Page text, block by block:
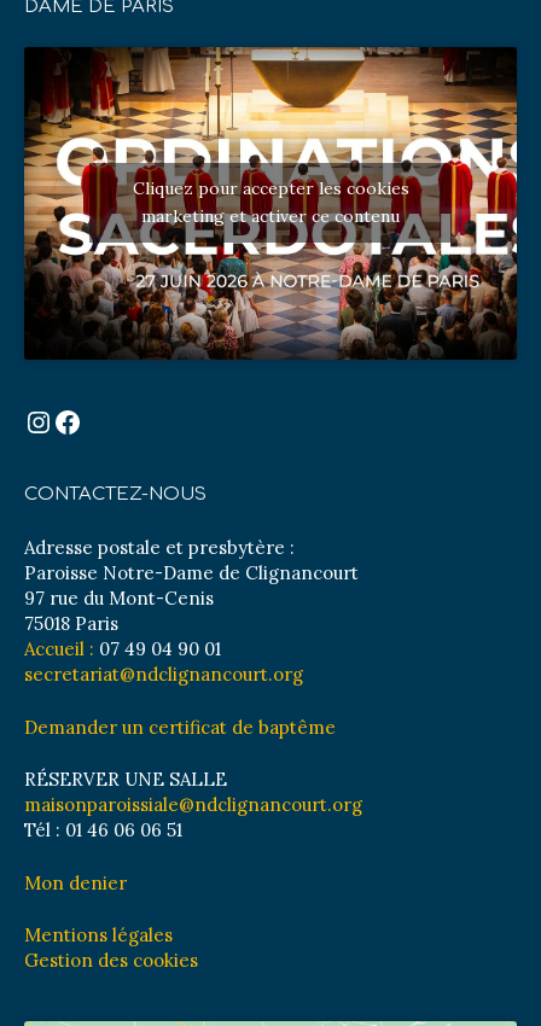
DAME DE PARIS
Cliquez pour accepter les cookies
marketing et activer ce contenu
Instagram
Facebook
CONTACTEZ-NOUS
Adresse postale et presbytère :
Paroisse Notre-Dame de Clignancourt
97 rue du Mont-Cenis
75018 Paris
Accueil : 07 49 04 90 01
secretariat@ndclignancourt.org
Demander un certificat de baptême
RÉSERVER UNE SALLE
maisonparoissiale@ndclignancourt.org
Tél : 01 46 06 06 51
Mon denier
Mentions légales
Gestion des cookies